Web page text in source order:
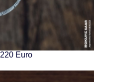
Euro